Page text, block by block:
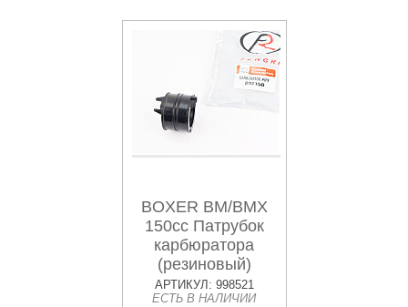
BOXER BM/BMX
150cc Патрубок
карбюратора
(резиновый)
"PF581402"
АРТИКУЛ: 998521
ЕСТЬ В НАЛИЧИИ